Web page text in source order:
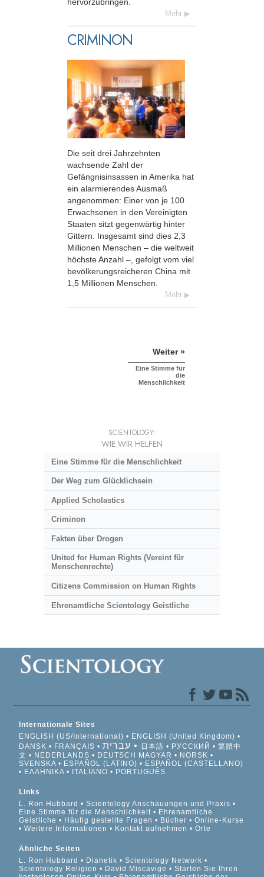
Mehr
CRIMINON
Die seit drei Jahrzehnten
wachsende Zahl der
Gefängnisinsassen in Amerika hat
ein alarmierendes Ausmaß
angenommen: Einer von je 100
Erwachsenen in den Vereinigten
Staaten sitzt gegenwärtig hinter
Gittern. Insgesamt sind dies 2,3
Millionen Menschen – die weltweit
höchste Anzahl –, gefolgt vom viel
bevölkerungsreicheren China mit
1,5 Millionen Menschen.
Mehr
Weiter »
Eine Stimme für
die
Menschlichkeit
SCIENTOLOGY:
WIE WIR HELFEN
Eine Stimme für die Menschlichkeit
Der Weg zum Glücklichsein
Applied Scholastics
Criminon
Fakten über Drogen
United for Human Rights (Vereint für
Menschenrechte)
Citizens Commission on Human Rights
Ehrenamtliche Scientology Geistliche
Internationale Sites
ENGLISH (US/International)
ENGLISH (United Kingdom)
DANSK
FRANÇAIS עברית 日本語 РУССКИЙ
繁體中
文
NEDERLANDS DEUTSCH MAGYAR
NORSK
SVENSKA
ESPAÑOL (LATINO)
ESPAÑOL (CASTELLANO)
ΕΛΛΗΝΙΚA
ITALIANO PORTUGUÊS
Links
L. Ron Hubbard
Scientology Anschauungen und Praxis
Eine Stimme für die Menschlichkeit
Ehrenamtliche
Geistliche
Häufig gestellte Fragen Bücher
Online-Kurse
Weitere Informationen
Kontakt aufnehmen Orte
Ähnliche Seiten
L. Ron Hubbard
Dianetik
Scientology Network
Scientology Religion
David Miscavige
Starten Sie Ihren